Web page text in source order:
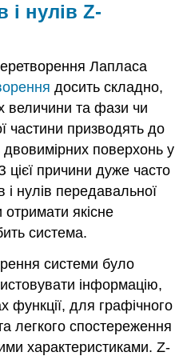
і нулів Z-
Лапласа
досить складно,
величини та фази чи
частини призводять до
поверхонь у
цієї причини дуже часто
і нулів передавальної
якісне
система.
системи було
інформацію,
функції, для графічного
легкого спостереження
характеристиками. Z-